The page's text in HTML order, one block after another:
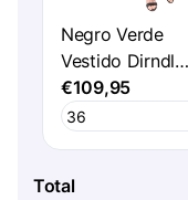
Negro Verde
Vestido Dirndl
Oktoberfest
Jaquard
€109,95
Total